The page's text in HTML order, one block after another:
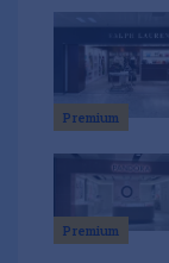
Premium
Premium